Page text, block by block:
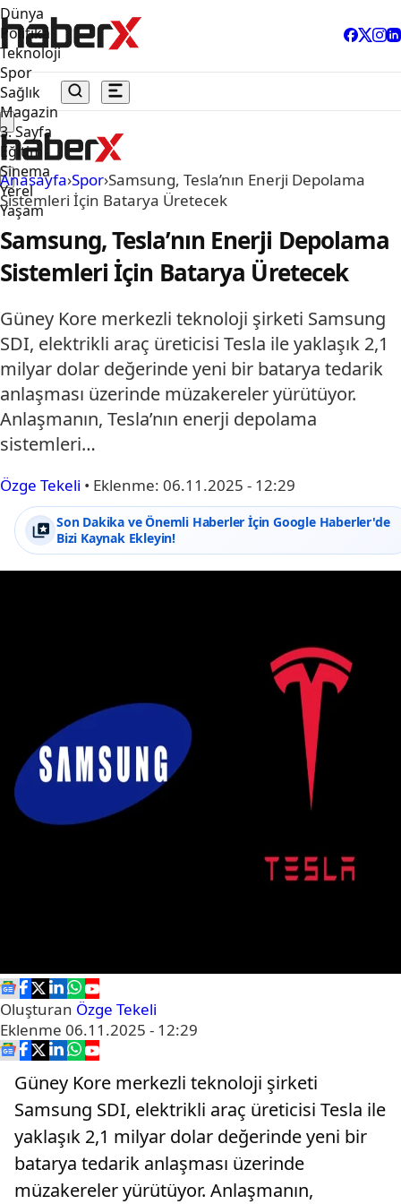
Dünya
Politika
Teknoloji
Spor
Sağlık
Magazin
3. Sayfa
Eğitim
Sinema
Yerel
Yaşam
Anasayfa›Spor›Samsung, Tesla’nın Enerji Depolama
Sistemleri İçin Batarya Üretecek
Samsung, Tesla’nın Enerji Depolama
Sistemleri İçin Batarya Üretecek
Güney Kore merkezli teknoloji şirketi Samsung
SDI, elektrikli araç üreticisi Tesla ile yaklaşık 2,1
milyar dolar değerinde yeni bir batarya tedarik
anlaşması üzerinde müzakereler yürütüyor.
Anlaşmanın, Tesla’nın enerji depolama
sistemleri…
Özge Tekeli • Eklenme: 06.11.2025 - 12:29
Son Dakika ve Önemli Haberler İçin Google Haberler'de
Bizi Kaynak Ekleyin!
Oluşturan Özge Tekeli
Eklenme 06.11.2025 - 12:29
Güney Kore merkezli teknoloji şirketi
Samsung SDI, elektrikli araç üreticisi Tesla ile
yaklaşık 2,1 milyar dolar değerinde yeni bir
batarya tedarik anlaşması üzerinde
müzakereler yürütüyor. Anlaşmanın,